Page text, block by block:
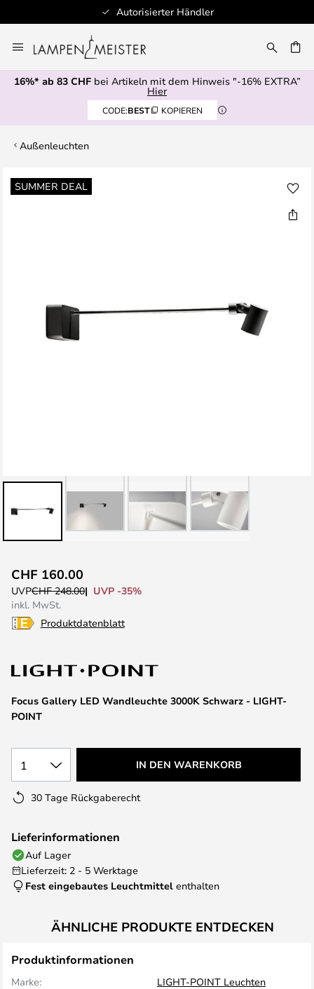
Autorisierter Händler
Inhalt
springen
16%* ab 83 CHFbei Artikeln mit dem Hinweis "-16% EXTRA”
Hier
CODE:BEST KOPIEREN
Außenleuchten
SUMMER DEAL
Zum
Ende
Anfang
der
Bildgalerie
springen
Focus Gallery LED Wandleuchte 3000K Schwarz - LIGHT-
POINT
CHF 160.00
UVPCHF 248.00
UVP -35%
inkl. MwSt.
Produktdatenblatt
1 IN DEN WARENKORB
30 Tage Rückgaberecht
Lieferinformationen
Auf Lager
Lieferzeit: 2 - 5 Werktage
Fest eingebautes Leuchtmittel enthalten
ÄHNLICHE PRODUKTE ENTDECKEN
Produktinformationen
Marke:
LIGHT-POINT Leuchten